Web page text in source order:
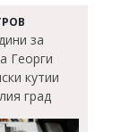
за
Георги
кутии
град